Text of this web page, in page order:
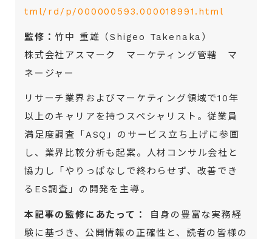
tml/rd/p/000000593.000018991.html
監修：竹中 重雄（Shigeo Takenaka）
株式会社アスマーク マーケティング管轄 マ
ネージャー
リサーチ業界およびマーケティング領域で10年
以上のキャリアを持つスペシャリスト。従業員
満足度調査「ASQ」のサービス立ち上げに参画
し、業界比較分析も起案。人材コンサル会社と
協力し「やりっぱなしで終わらせず、改善でき
るES調査」の開発を主導。
本記事の監修にあたって：
自身の豊富な実務経
験に基づき、公開情報の正確性と、読者の皆様の